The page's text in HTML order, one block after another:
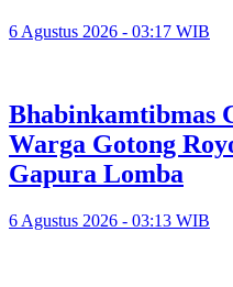
6 Agustus 2026 - 03:17 WIB
Bhabinkamtibmas
Warga Gotong
Gapura Lomba
6 Agustus 2026 - 03:13 WIB